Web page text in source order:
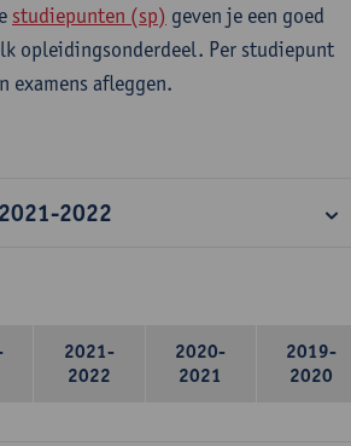
studiepunten (sp) geven je een goed
opleidingsonderdeel. Per studiepunt
examens afleggen.
2022
2021-
2022
2020-
2021
2019-
2020